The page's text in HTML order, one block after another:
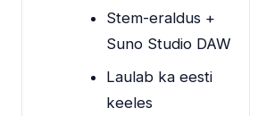
Stem-eraldus +
Suno Studio DAW
Laulab ka eesti
keeles